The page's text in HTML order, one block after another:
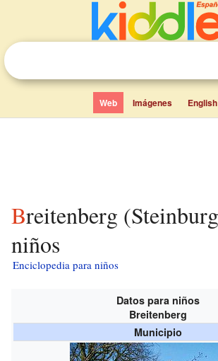
Web Imágenes English
Breitenberg (Steinburg) para
niños
Enciclopedia para niños
Datos para niños
Breitenberg
Municipio